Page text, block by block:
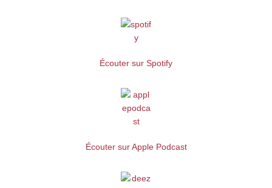
Écouter sur Spotify
Écouter sur Apple Podcast